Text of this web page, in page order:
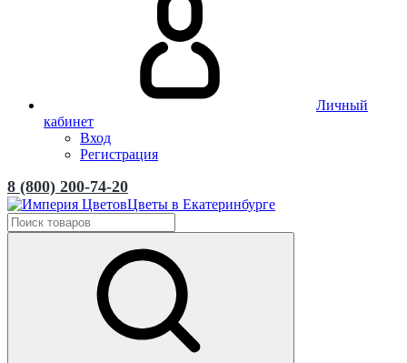
Личный
кабинет
Вход
Регистрация
8 (800) 200-74-20
Цветы в Екатеринбурге